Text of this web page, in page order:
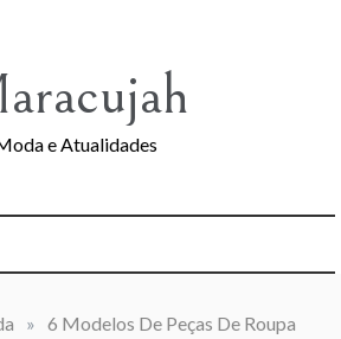
e Atualidades
» 6 Modelos De Peças De Roupa